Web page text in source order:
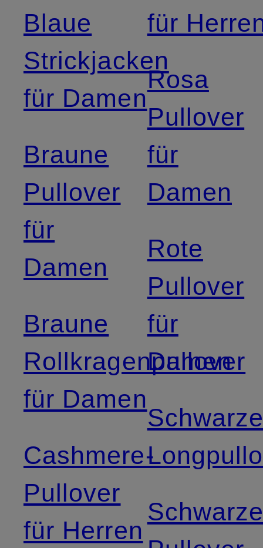
Blaue
Strickjacken
für Damen
Braune
Pullover
für
Damen
Braune
Rollkragenpullover
für Damen
Cashmere-
Pullover
für Herren
für
Rosa
Pullover
für
Damen
Rote
Pullover
für
Damen